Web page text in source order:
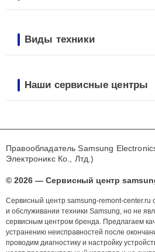
Виды техники
Наши сервисные центры
Правообладатель Samsung
Электроникс Ко., Лтд.)
© 2026 — Сервисный центр
Сервисный центр samsung-remont-center.ru
и обслуживании техники Samsung, но не
сервисным центром бренда. Предлагаем
устранению неисправностей после
проводим диагностику и настройку